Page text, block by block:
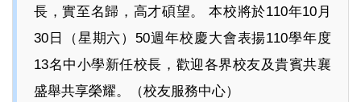
長，實至名歸，高才碩望。 本校將於110年10月
30日（星期六）50週年校慶大會表揚110學年度
13名中小學新任校長，歡迎各界校友及貴賓共襄
盛舉共享榮耀。（校友服務中心）